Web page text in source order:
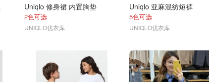
Uniqlo 修身裙 内置胸垫
2色可选
UNIQLO优衣库
Uniqlo 亚麻混纺短裤
5色可选
UNIQLO优衣库